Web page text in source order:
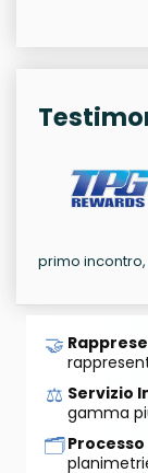
primo
🤝
⚖️ Servizio
gamma
🗂️